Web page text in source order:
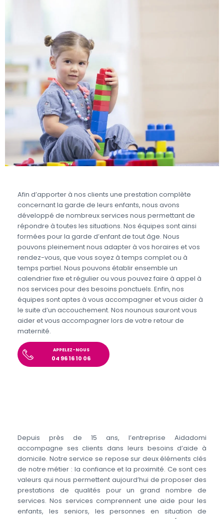
Afin d’apporter à nos clients une prestation complète
concernant la garde de leurs enfants, nous avons
développé de nombreux services nous permettant de
répondre à toutes les situations. Nos équipes sont ainsi
formées pour la garde d’enfant de tout âge. Nous
pouvons pleinement nous adapter à vos horaires et vos
rendez-vous, que vous soyez à temps complet ou à
temps partiel. Nous pouvons établir ensemble un
calendrier fixe et régulier ou vous pouvez faire à appel à
nos services pour des besoins ponctuels. Enfin, nos
équipes sont aptes à vous accompagner et vous aider à
le suite d’un accouchement. Nos nounous sauront vous
aider et vous accompagner lors de votre retour de
maternité.
APPELEZ-NOUS
04 96 16 10 06
Depuis près de 15 ans, l’entreprise Aidadomi
accompagne ses clients dans leurs besoins d’aide à
domicile. Notre service se repose sur deux éléments clés
de notre métier : la confiance et la proximité. Ce sont ces
valeurs qui nous permettent aujourd’hui de proposer des
prestations de qualités pour un grand nombre de
services. Nos services comprennent une aide pour les
enfants, les seniors, les personnes en situation de